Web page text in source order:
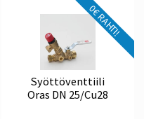
0€ RAHTI!
Syöttöventtiili
Oras DN 25/Cu28